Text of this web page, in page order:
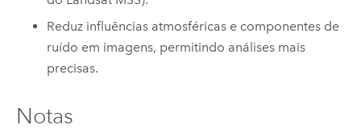
Reduz influências atmosféricas e componentes de
ruído em imagens, permitindo análises mais
precisas.
Notas